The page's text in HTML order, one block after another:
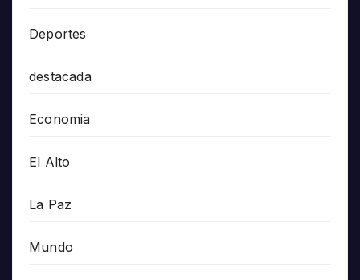
Deportes
destacada
Economia
El Alto
La Paz
Mundo